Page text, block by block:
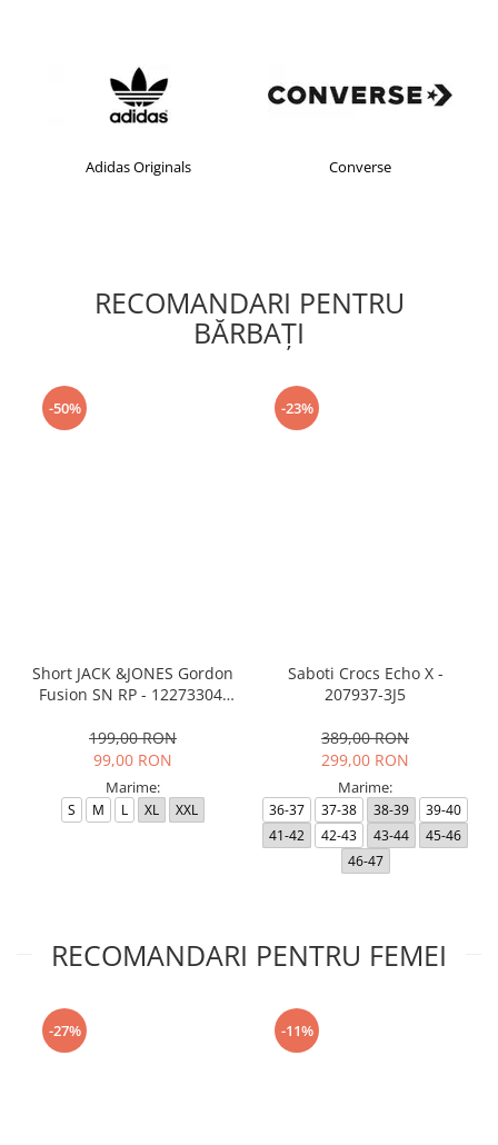
Adidas Originals Converse
RECOMANDARI PENTRU
BĂRBAŢI
-50%
Short JACK &JONES Gordon
Fusion SN RP - 12273304-
199,00 RON
99,00 RON
Marime:
S M L XL XXL
-23%
Saboti Crocs Echo X -
207937-3J5
389,00 RON
299,00 RON
Marime:
36-37 37-38 38-39
39-40
41-42
42-43 43-44
45-46
46-47
RECOMANDARI PENTRU FEMEI
-27% -11%